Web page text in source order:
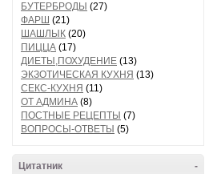
БУТЕРБРОДЫ (27)
ФАРШ (21)
ШАШЛЫК (20)
ПИЦЦА (17)
ДИЕТЫ,ПОХУДЕНИЕ (13)
ЭКЗОТИЧЕСКАЯ КУХНЯ (13)
СЕКС-КУХНЯ (11)
ОТ АДМИНА (8)
ПОСТНЫЕ РЕЦЕПТЫ (7)
ВОПРОСЫ-ОТВЕТЫ (5)
-
Цитатник